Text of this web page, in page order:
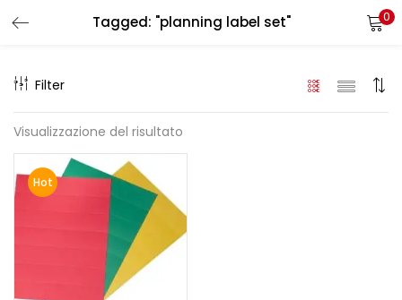
Tagged: "planning label set" 0
Filter
Visualizzazione del risultato
Hot
LOGIN REGISTER
Enter your username and password to login.
Remember me